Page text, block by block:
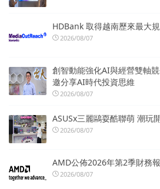
HDBank 取得越南歷來最大
2026/08/07
創智動能強化AI與經營雙軸
邀分享AI時代投資思維
2026/08/07
ASUSx三麗鷗耍酷聯萌 潮玩
2026/08/07
AMD公佈2026年第2季財務
2026/08/07